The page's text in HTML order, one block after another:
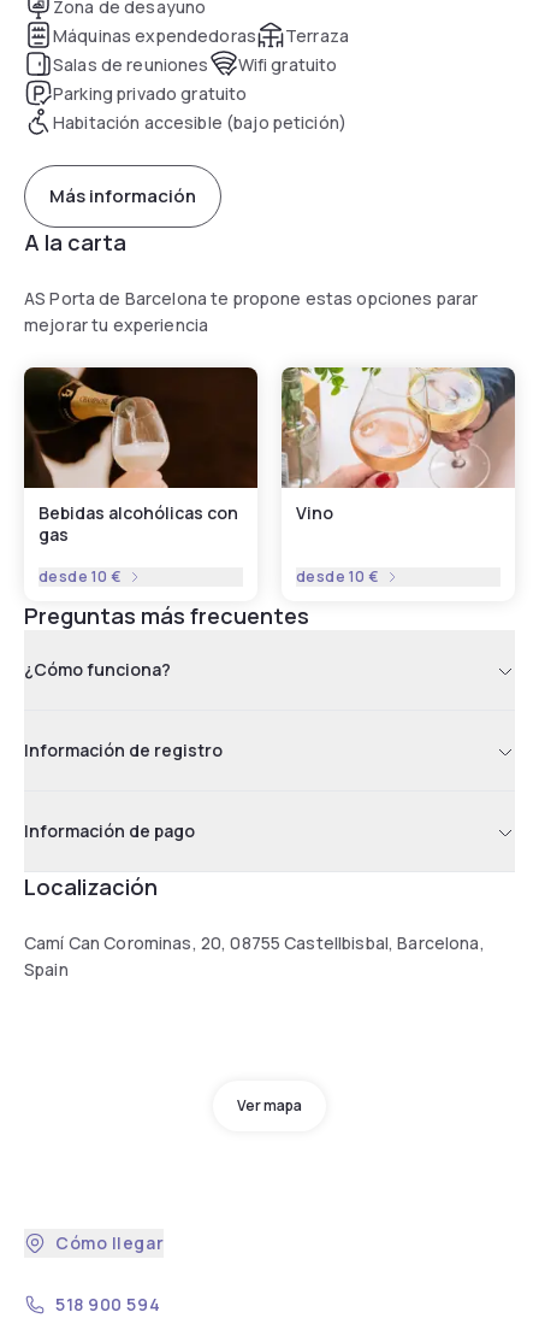
Zona de desayuno
Máquinas expendedoras
Terraza
Salas de reuniones
Wifi gratuito
Parking privado gratuito
Habitación accesible (bajo petición)
Más información
A la carta
AS Porta de Barcelona te propone estas opciones parar
mejorar tu experiencia
Bebidas alcohólicas con
gas
desde 10 €
Vino
desde 10 €
Preguntas más frecuentes
¿Cómo funciona?
Información de registro
Información de pago
Localización
Camí Can Corominas, 20, 08755 Castellbisbal, Barcelona,
Spain
Ver mapa
Cómo llegar
518 900 594